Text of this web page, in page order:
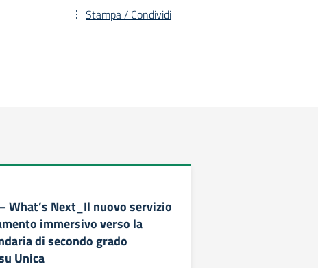
Stampa / Condividi
What’s Next_Il nuovo servizio
immersivo verso la
di secondo grado
Unica